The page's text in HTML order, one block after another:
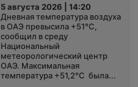
5 августа 2026 | 14:20
Дневная температура воздуха
в ОАЭ превысила +51°C,
сообщил в среду
Национальный
метеорологический центр
ОАЭ. Максимальная
температура +51,2°C была...